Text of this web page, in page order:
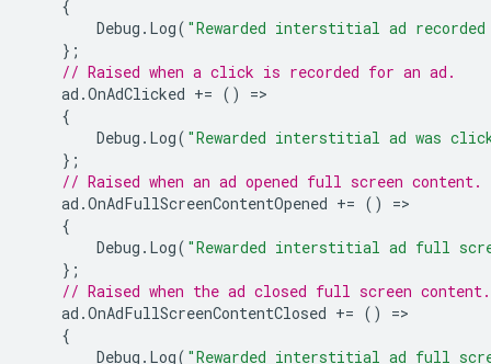
{
Debug . Log( "Rewarded interstitial ad
};
// Raised when a click is recorded for an ad.
ad .OnAdClicked += () =
{
Debug . Log( "Rewarded interstitial ad was
};
// Raised when an ad opened full screen content.
ad .OnAdFullScreenContentOpened += () =
{
Debug . Log( "Rewarded interstitial ad full
};
// Raised when the ad closed full screen content.
ad .OnAdFullScreenContentClosed += () =
{
Debug . Log( "Rewarded interstitial ad full